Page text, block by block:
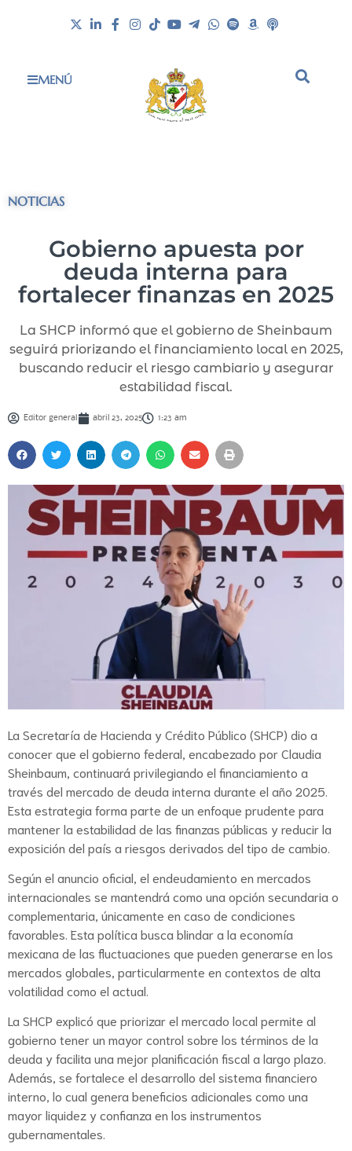
MENÚ
NOTICIAS
Gobierno apuesta por
deuda interna para
fortalecer finanzas en 2025
La SHCP informó que el gobierno de Sheinbaum
seguirá priorizando el financiamiento local en 2025,
buscando reducir el riesgo cambiario y asegurar
estabilidad fiscal.
Editor general abril 23, 2025 1:23 am
La Secretaría de Hacienda y Crédito Público (SHCP) dio a
conocer que el gobierno federal, encabezado por Claudia
Sheinbaum, continuará privilegiando el financiamiento a
través del mercado de deuda interna durante el año 2025.
Esta estrategia forma parte de un enfoque prudente para
mantener la estabilidad de las finanzas públicas y reducir la
exposición del país a riesgos derivados del tipo de cambio.
Según el anuncio oficial, el endeudamiento en mercados
internacionales se mantendrá como una opción secundaria o
complementaria, únicamente en caso de condiciones
favorables. Esta política busca blindar a la economía
mexicana de las fluctuaciones que pueden generarse en los
mercados globales, particularmente en contextos de alta
volatilidad como el actual.
La SHCP explicó que priorizar el mercado local permite al
gobierno tener un mayor control sobre los términos de la
deuda y facilita una mejor planificación fiscal a largo plazo.
Además, se fortalece el desarrollo del sistema financiero
interno, lo cual genera beneficios adicionales como una
mayor liquidez y confianza en los instrumentos
gubernamentales.